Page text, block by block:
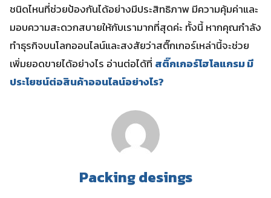
ชนิดไหนที่ช่วยป้องกันได้อย่างมีประสิทธิภาพ มีความคุ้มค่าและ
มอบความสะดวกสบายให้กับเรามากที่สุดค่ะ ทั้งนี้ หากคุณกำลัง
ทำธุรกิจบนโลกออนไลน์และสงสัยว่าสติ๊กเกอร์เหล่านี้จะช่วย
เพิ่มยอดขายได้อย่างไร อ่านต่อได้ที่ สติ๊กเกอร์โฮโลแกรม มี
ประโยชน์ต่อสินค้าออนไลน์อย่างไร?
Packing desings